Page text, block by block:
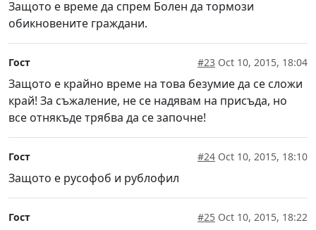
Защото е време да спрем Болен да тормози
обикновените граждани.
Гост #23 Oct 10, 2015, 18:04
Защото е крайно време на това безумие да се сложи
край! За съжаление, не се надявам на присъда, но
все отнякъде трябва да се започне!
Гост #24 Oct 10, 2015, 18:10
Защото е русофоб и рублофил
Гост #25 Oct 10, 2015, 18:22